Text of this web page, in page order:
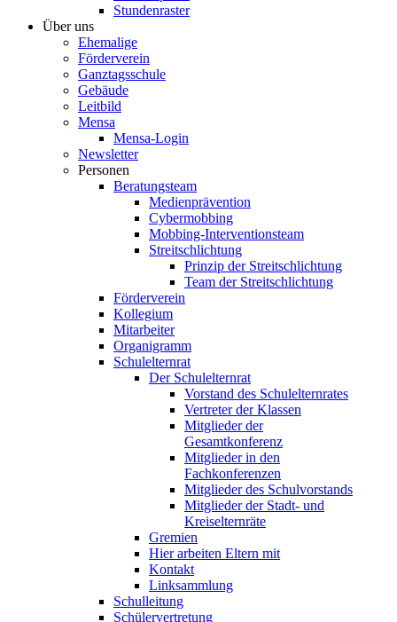
Stundenraster
Über uns
Ehemalige
Förderverein
Ganztagsschule
Gebäude
Leitbild
Mensa
Mensa-Login
Newsletter
Personen
Beratungsteam
Medienprävention
Cybermobbing
Mobbing-Interventionsteam
Streitschlichtung
Prinzip der Streitschlichtung
Team der Streitschlichtung
Förderverein
Kollegium
Mitarbeiter
Organigramm
Schulelternrat
Der Schulelternrat
Vorstand des Schulelternrates
Vertreter der Klassen
Mitglieder der
Gesamtkonferenz
Mitglieder in den
Fachkonferenzen
Mitglieder des Schulvorstands
Mitglieder der Stadt- und
Kreiselternräte
Gremien
Hier arbeiten Eltern mit
Kontakt
Linksammlung
Schulleitung
Schülervertretung